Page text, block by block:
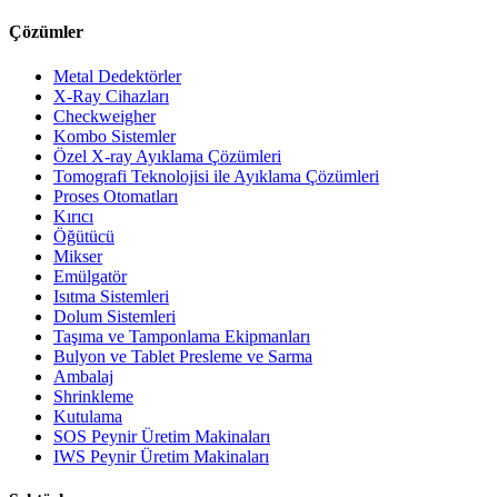
Çözümler
Metal Dedektörler
X-Ray Cihazları
Checkweigher
Kombo Sistemler
Özel X-ray Ayıklama Çözümleri
Tomografi Teknolojisi ile Ayıklama Çözümleri
Proses Otomatları
Kırıcı
Öğütücü
Mikser
Emülgatör
Isıtma Sistemleri
Dolum Sistemleri
Taşıma ve Tamponlama Ekipmanları
Bulyon ve Tablet Presleme ve Sarma
Ambalaj
Shrinkleme
Kutulama
SOS Peynir Üretim Makinaları
IWS Peynir Üretim Makinaları